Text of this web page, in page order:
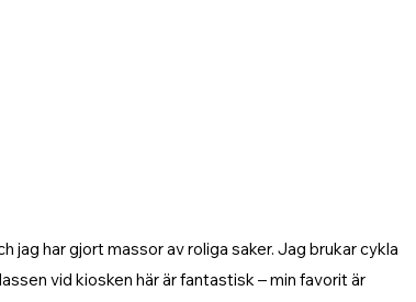
jag har gjort massor av roliga saker. Jag brukar cykla
vid kiosken här är fantastisk – min favorit är